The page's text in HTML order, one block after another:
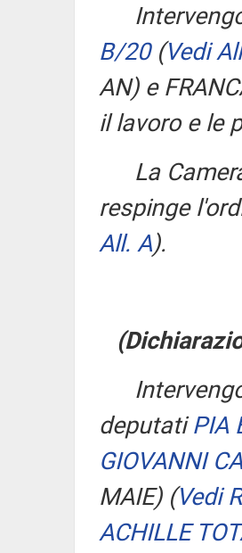
B/20 (Vedi
AN) e
il lavoro e le
La
respinge
All. A).
deputatiPIA
GIOVANNI
MAIE) (Vedi
ACHILLE